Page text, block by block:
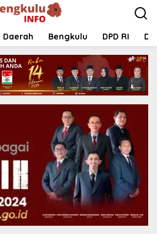
Daerah Bengkulu DPD RI